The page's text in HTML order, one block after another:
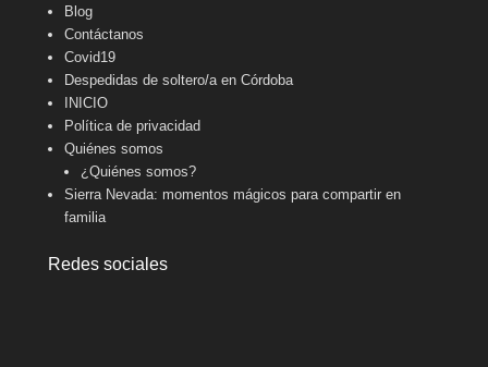
Blog
Contáctanos
Covid19
Despedidas de soltero/a en Córdoba
INICIO
Política de privacidad
Quiénes somos
¿Quiénes somos?
Sierra Nevada: momentos mágicos para compartir en
familia
Redes sociales